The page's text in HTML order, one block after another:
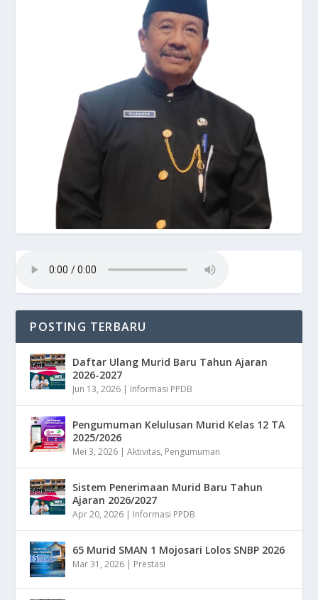
POSTING TERBARU
Daftar Ulang Murid Baru Tahun Ajaran
2026-2027
Jun 13, 2026 | Informasi PPDB
Pengumuman Kelulusan Murid Kelas 12 TA
2025/2026
Mei 3, 2026 |Aktivitas, Pengumuman
Sistem Penerimaan Murid Baru Tahun
Ajaran 2026/2027
Apr 20, 2026 | Informasi PPDB
65 Murid SMAN 1 Mojosari Lolos SNBP 2026
Mar 31, 2026 | Prestasi